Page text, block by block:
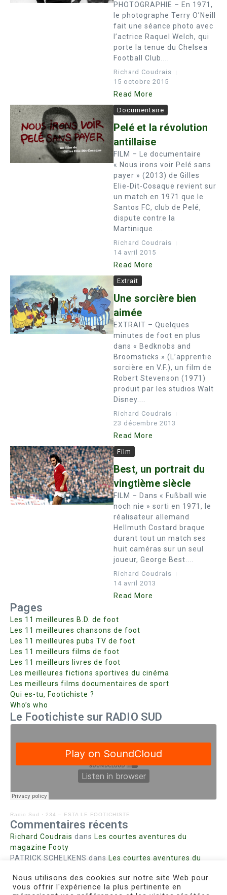
PHOTOGRAPHIE – En 1971,
le photographe Terry O’Neill
fait une séance photo avec
l’actrice Raquel Welch, qui
porte la tenue du Chelsea
Football Club....
Richard Coudrais
15 octobre 2015
Read More
Documentaire
Pelé et la révolution
antillaise
FILM – Le documentaire
« Nous irons voir Pelé sans
payer » (2013) de Gilles
Elie-Dit-Cosaque revient sur
un match en 1971 que le
Santos FC, club de Pelé,
dispute contre la
Martinique. ...
Richard Coudrais
14 avril 2015
Read More
Extrait
Une sorcière bien
aimée
EXTRAIT – Quelques
minutes de foot en plus
dans « Bedknobs and
Broomsticks » (L’apprentie
sorcière en V.F.), un film de
Robert Stevenson (1971)
produit par les studios Walt
Disney....
Richard Coudrais
23 décembre 2013
Read More
Film
Best, un portrait du
vingtième siècle
FILM – Dans « Fußball wie
noch nie » sorti en 1971, le
réalisateur allemand
Hellmuth Costard braque
durant tout un match ses
huit caméras sur un seul
joueur, George Best....
Richard Coudrais
14 avril 2013
Read More
Pages
Les 11 meilleures B.D. de foot
Les 11 meilleures chansons de foot
Les 11 meilleures pubs TV de foot
Les 11 meilleurs films de foot
Les 11 meilleurs livres de foot
Les meilleures fictions sportives du cinéma
Les meilleurs films documentaires de sport
Qui es-tu, Footichiste ?
Who’s who
Le Footichiste sur RADIO SUD
Radio Sud · 234 – ESTA LE FOOTICHISTE
Commentaires récents
Richard Coudrais dans Les courtes aventures du
magazine Footy
PATRICK SCHELKENS dans Les courtes aventures du
Bohn fabiennedans Intrigues sanglantes à Mulhouse
Steph. RUTA dansLust for Nice
Nous utilisons des cookies sur notre site Web pour
vous offrir l'expérience la plus pertinente en